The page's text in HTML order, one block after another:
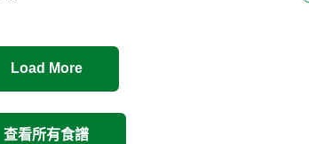
Load More
查看所有食譜